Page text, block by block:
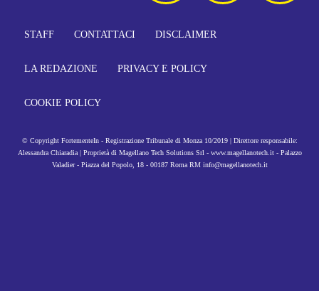
STAFF CONTATTACI DISCLAIMER
LA REDAZIONE PRIVACY E POLICY
COOKIE POLICY
© Copyright FortementeIn - Registrazione Tribunale di Monza 10/2019 | Direttore responsabile:
Alessandra Chiaradia | Proprietà di Magellano Tech Solutions Srl - www.magellanotech.it - Palazzo
Valadier - Piazza del Popolo, 18 - 00187 Roma RM info@magellanotech.it